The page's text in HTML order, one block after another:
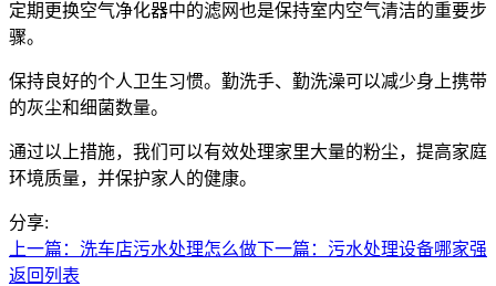
定期更换空气净化器中的滤网也是保持室内空气清洁的重要步
骤。
保持良好的个人卫生习惯。勤洗手、勤洗澡可以减少身上携带
的灰尘和细菌数量。
通过以上措施，我们可以有效处理家里大量的粉尘，提高家庭
环境质量，并保护家人的健康。
分享:
上一篇：洗车店污水处理怎么做下一篇：污水处理设备哪家强
返回列表